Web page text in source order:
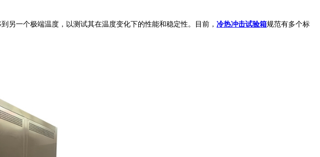
一个极端温度，以测试其在温度变化下的性能和稳定性。目前， 冷热冲击试验箱规范有多个标